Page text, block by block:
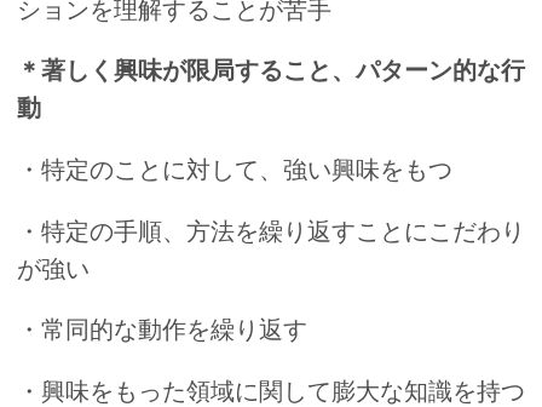
ションを理解することが苦手
＊著しく興味が限局すること、パターン的な行
動
・特定のことに対して、強い興味をもつ
・特定の手順、方法を繰り返すことにこだわり
が強い
・常同的な動作を繰り返す
・興味をもった領域に関して膨大な知識を持つ